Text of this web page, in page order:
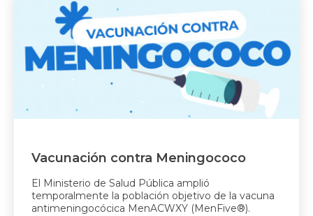
Vacunación contra Meningococo
El Ministerio de Salud Pública amplió
temporalmente la población objetivo de la vacuna
antimeningocócica MenACWXY (MenFive®).